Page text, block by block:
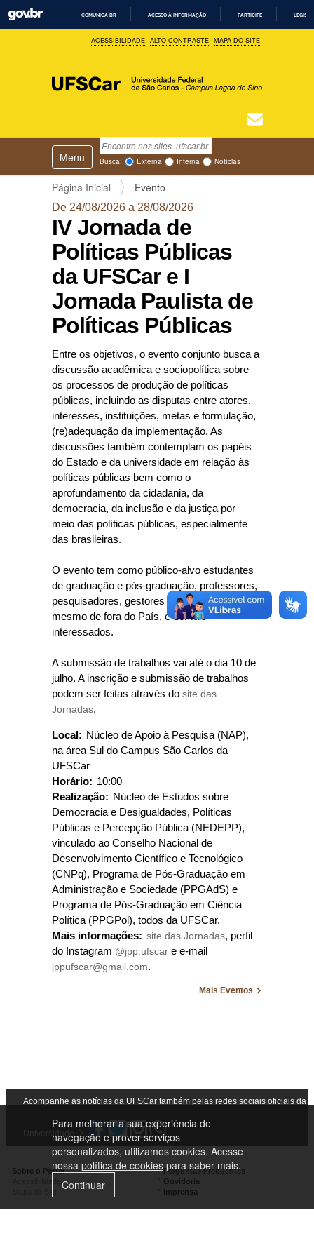
R
A
E
D
COMUNICA BR ACESSO À INFORMAÇÃO PARTICIPE
ACESSIBILIDADE ALTO CONTRASTE MAPA DO SITE
Para melhorar a sua experiência de
navegação e prover serviços
personalizados, utilizamos cookies. Acesse
nossa política de cookiespara saber mais.
Continuar
Busca
Busca Avançada…
Busca: Externa Interna Notícias
v
Toggle navigation
Página Inicial Evento
De 24/08/2026 a 28/08/2026
IV Jornada de
Políticas Públicas
da UFSCar e I
Jornada Paulista de
Políticas Públicas
Entre os objetivos, o evento conjunto busca a
discussão acadêmica e sociopolítica sobre
os processos de produção de políticas
públicas, incluindo as disputas entre atores,
interesses, instituições, metas e formulação,
(re)adequação da implementação. As
discussões também contemplam os papéis
do Estado e da universidade em relação às
políticas públicas bem como o
aprofundamento da cidadania, da
democracia, da inclusão e da justiça por
meio das políticas públicas, especialmente
das brasileiras.
O evento tem como público-alvo estudantes
de graduação e pós-graduação, professores,
pesquisadores, gestores públicos, de dentro e
mesmo de fora do País, e demais
interessados.
A submissão de trabalhos vai até o dia 10 de
julho. A inscrição e submissão de trabalhos
podem ser feitas através do site das
Jornadas.
Local: Núcleo de Apoio à Pesquisa (NAP),
na área Sul do Campus São Carlos da
UFSCar
Horário: 10:00
Realização: Núcleo de Estudos sobre
Democracia e Desigualdades, Políticas
Públicas e Percepção Pública (NEDEPP),
vinculado ao Conselho Nacional de
Desenvolvimento Científico e Tecnológico
(CNPq), Programa de Pós-Graduação em
Administração e Sociedade (PPGAdS) e
Programa de Pós-Graduação em Ciência
Política (PPGPol), todos da UFSCar.
Mais informações: site das Jornadas, perfil
do Instagram @jpp.ufscar e e-mail
jppufscar@gmail.com.
Mais Eventos
Acompanhe as notícias da UFSCar também pelas redes sociais oficiais da
Universidade
Sobre o Portal
Perguntas Frequentes
Ouvidoria
Imprensa